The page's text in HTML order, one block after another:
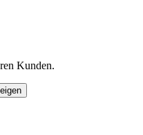
Kunden.